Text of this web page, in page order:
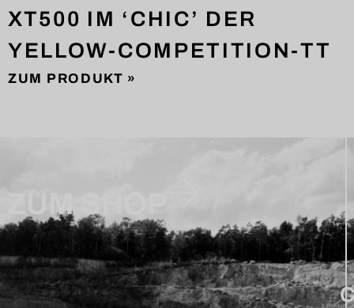
XT500 IM ‘CHIC’ DER
YELLOW-COMPETITION-TT
ZUM PRODUKT »
ZUM SHOP